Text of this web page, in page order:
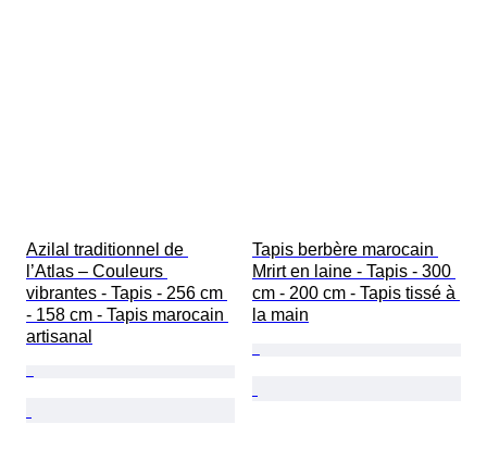
Azilal traditionnel de
l’Atlas – Couleurs
vibrantes - Tapis - 256 cm
- 158 cm - Tapis marocain
artisanal
Tapis berbère marocain
Mrirt en laine - Tapis - 300
cm - 200 cm - Tapis tissé à
la main